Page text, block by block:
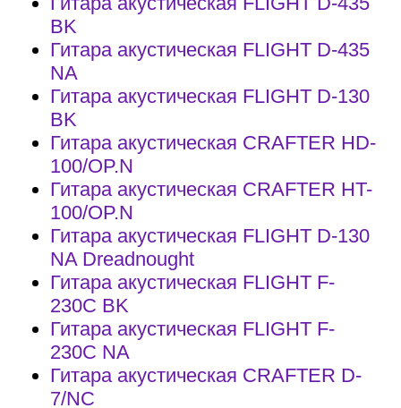
BK
Гитара акустическая FLIGHT D-435
NA
Гитара акустическая FLIGHT D-130
BK
Гитара акустическая CRAFTER HD-
100/OP.N
Гитара акустическая CRAFTER HT-
100/OP.N
Гитара акустическая FLIGHT D-130
NA Dreadnought
Гитара акустическая FLIGHT F-
230C BK
Гитара акустическая FLIGHT F-
230C NA
Гитара акустическая CRAFTER D-
7/NС